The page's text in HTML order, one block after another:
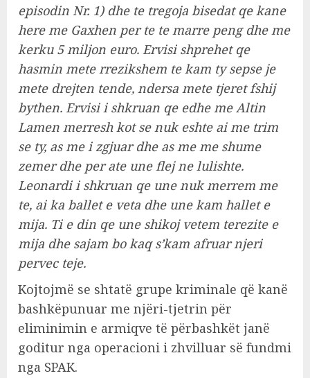
episodin Nr. 1) dhe te tregoja bisedat qe kane
here me Gaxhen per te te marre peng dhe me
kerku 5 miljon euro. Ervisi shprehet qe
hasmin mete rrezikshem te kam ty sepse je
mete drejten tende, ndersa mete tjeret fshij
bythen. Ervisi i shkruan qe edhe me Altin
Lamen merresh kot se nuk eshte ai me trim
se ty, as me i zgjuar dhe as me me shume
zemer dhe per ate une flej ne lulishte.
Leonardi i shkruan qe une nuk merrem me
te, ai ka ballet e veta dhe une kam hallet e
mija. Ti e din qe une shikoj vetem terezite e
mija dhe sajam bo kaq s’kam afruar njeri
pervec teje.
Kojtojmë se shtatë grupe kriminale që kanë
bashkëpunuar me njëri-tjetrin për
eliminimin e armiqve të përbashkët janë
goditur nga operacioni i zhvilluar së fundmi
nga SPAK.